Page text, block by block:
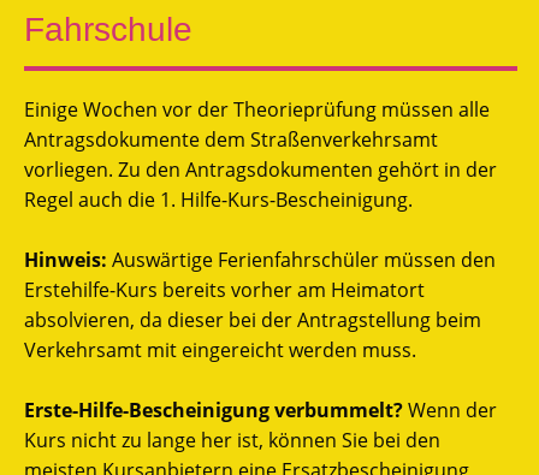
Fahrschule
Einige Wochen vor der Theorieprüfung müssen alle
Antragsdokumente dem Straßenverkehrsamt
vorliegen. Zu den Antragsdokumenten gehört in der
Regel auch die 1. Hilfe-Kurs-Bescheinigung.
Hinweis: Auswärtige Ferienfahrschüler müssen den
Erstehilfe-Kurs bereits vorher am Heimatort
absolvieren, da dieser bei der Antragstellung beim
Verkehrsamt mit eingereicht werden muss.
Erste-Hilfe-Bescheinigung verbummelt?Wenn der
Kurs nicht zu lange her ist, können Sie bei den
meisten Kursanbietern eine Ersatzbescheinigung